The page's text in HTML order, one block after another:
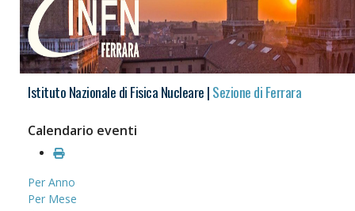
Istituto Nazionale di Fisica Nucleare |Sezione di Ferrara
Calendario eventi
Per Anno
Per Mese